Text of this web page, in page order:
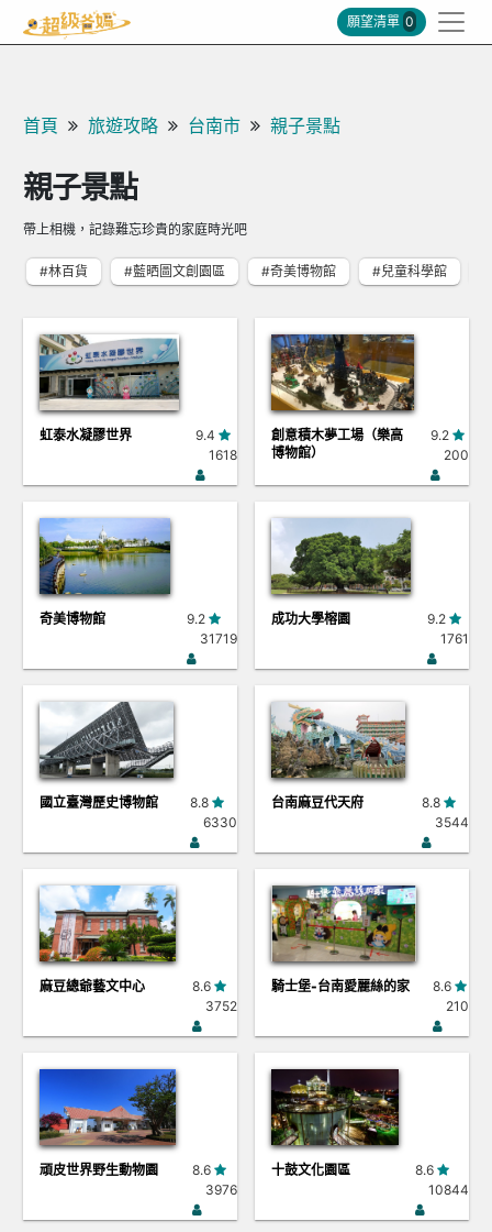
願望清單 0
首頁 旅遊攻略 台南市 親子景點
親子景點
帶上相機，記錄難忘珍貴的家庭時光吧
#林百貨 #藍晒圖文創園區 #奇美博物館 #兒童科學館
虹泰水凝膠世界
9.4
1618
創意積木夢工場（樂高
博物館）
9.2
200
奇美博物館
9.2
31719
成功大學榕園
9.2
1761
國立臺灣歷史博物館
8.8
6330
台南麻豆代天府
8.8
3544
麻豆總爺藝文中心
8.6
3752
騎士堡-台南愛麗絲的家
8.6
210
頑皮世界野生動物園
8.6
3976
十鼓文化園區
8.6
10844